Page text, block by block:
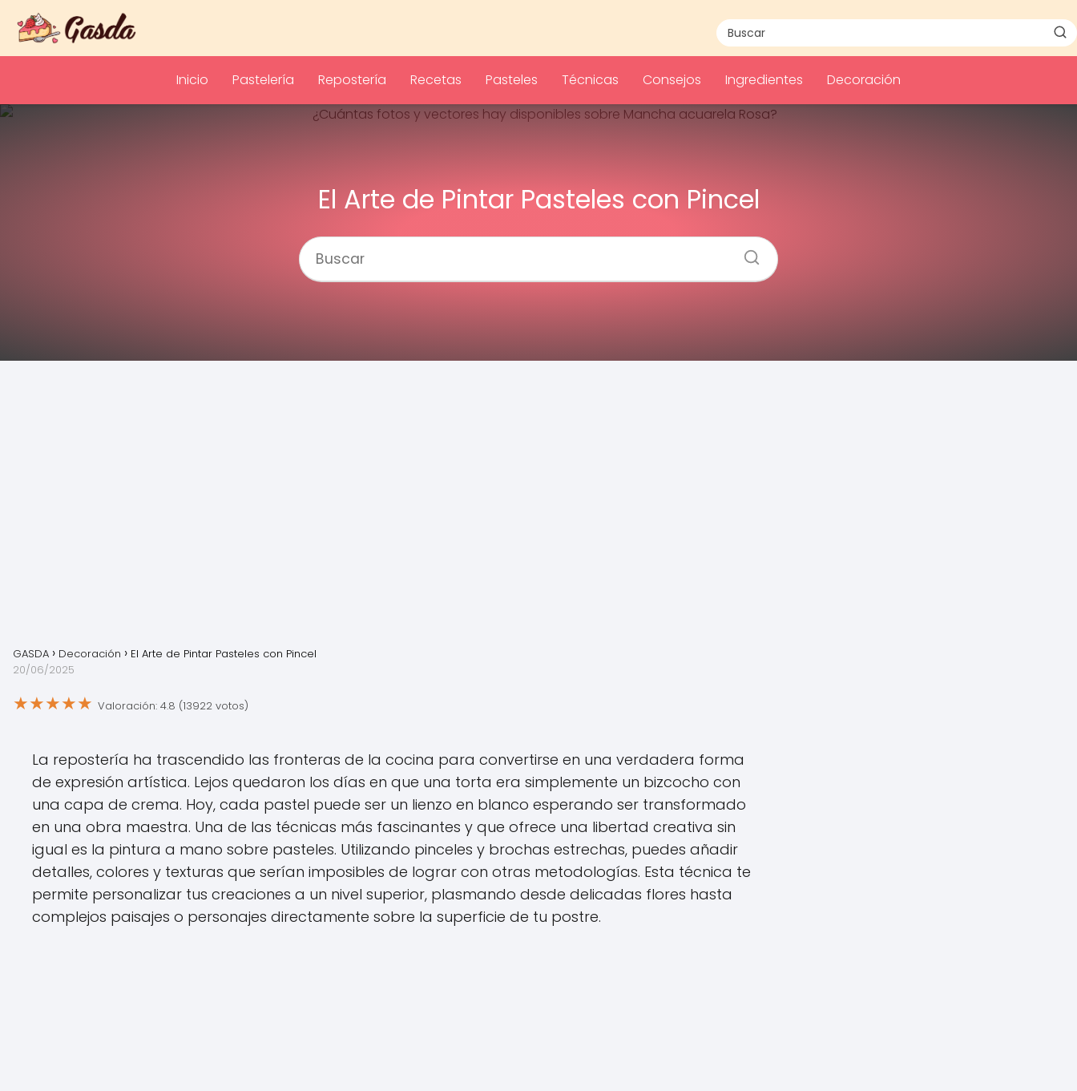
Inicio Pastelería Repostería Recetas Pasteles Técnicas Consejos Ingredientes Decoración
El Arte de Pintar Pasteles con Pincel
GASDA Decoración
El Arte de Pintar Pasteles con Pincel
20/06/2025
★★★★★ Valoración: 4.8 (13922 votos)
La repostería ha trascendido las fronteras de la cocina para convertirse en una verdadera forma
de expresión artística. Lejos quedaron los días en que una torta era simplemente un bizcocho con
una capa de crema. Hoy, cada pastel puede ser un lienzo en blanco esperando ser transformado
en una obra maestra. Una de las técnicas más fascinantes y que ofrece una libertad creativa sin
igual es la pintura a mano sobre pasteles. Utilizando pinceles y brochas estrechas, puedes añadir
detalles, colores y texturas que serían imposibles de lograr con otras metodologías. Esta técnica te
permite personalizar tus creaciones a un nivel superior, plasmando desde delicadas flores hasta
complejos paisajes o personajes directamente sobre la superficie de tu postre.